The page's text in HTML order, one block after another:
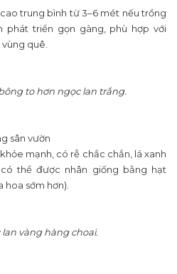
trung bình từ 3–6 mét nếu trồng
phát triển gọn gàng, phù hợp với
quê.
to hơn ngọc lan trắng.
sân vườn
mạnh, có rễ chắc chắn, lá xanh
thể được nhân giống bằng hạt
sớm hơn).
lan vàng hàng choai.